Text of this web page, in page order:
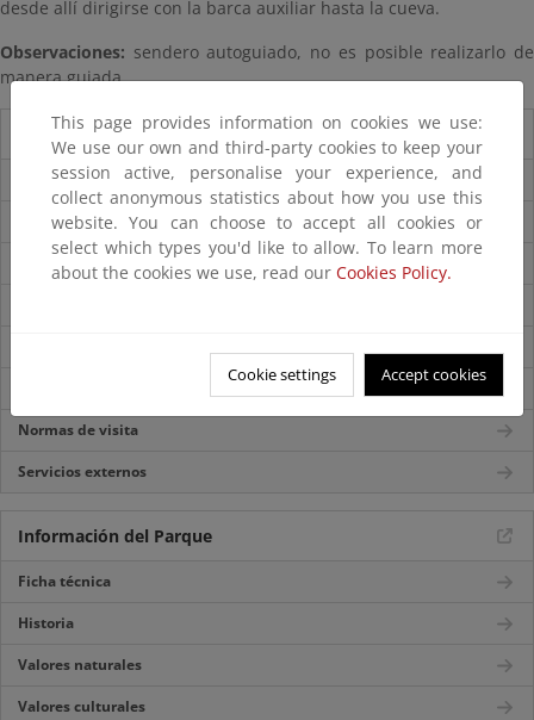
desde allí dirigirse con la barca auxiliar hasta la cueva.
Observaciones: sendero autoguiado, no es posible realizarlo de
manera guiada.
Guía del visitante
Guía del Parque
Folleto del parque
Accesos
Normas de visita
Servicios externos
Información del Parque
Ficha técnica
Historia
Valores naturales
Valores culturales
This page provides information on cookies we use:
We use our own and third-party cookies to keep your
session active, personalise your experience, and
collect anonymous statistics about how you use this
website. You can choose to accept all cookies or
select which types you'd like to allow. To learn more
about the cookies we use, read our Cookies Policy.
Cookie settings Accept cookies